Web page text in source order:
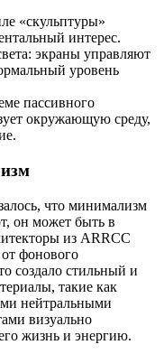
«скульптуры»
интерес.
экраны управляют
уровень
пассивного
окружающую среду,
что минимализм
он может быть в
из ARRCC
фонового
создало стильный и
такие как
нейтральными
визуально
жизнь и энергию.